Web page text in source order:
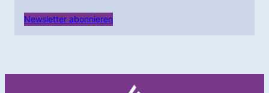
Newsletter abonnieren